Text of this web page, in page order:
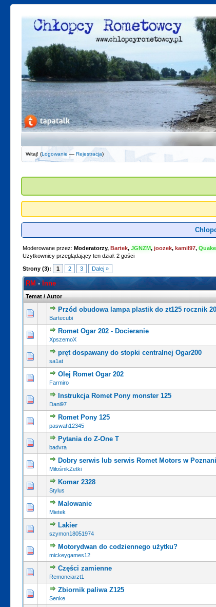
Witaj! (Logowanie —Rejestracja)
Moderowane przez: Moderatorzy, Bartek,JGNZM,joozek, kamil97,
Użytkownicy przeglądający ten dział: 2 gości
Strony (3): 1 2 3 Dalej »
RM -Inne
Temat/Autor
Przód obudowa lampa plastik do zt125 rocznik
Bartecubi
0 głosów - średnia ocena: 0 na 5 gwiazdek
1 2345
Romet Ogar 202 - Docieranie
XpszemoX
0 głosów - średnia ocena: 0 na 5 gwiazdek
pręt dospawany do stopki centralnej Ogar200
sa1at
0 głosów - średnia ocena: 0 na 5 gwiazdek
12345
Olej Romet Ogar 202
Farmiro
0 głosów - średnia ocena: 0 na 5 gwiazdek
Instrukcja Romet Pony monster 125
Dani97
0 głosów - średnia ocena: 0 na 5 gwiazdek
12 345
Romet Pony 125
paswah12345
0 głosów - średnia ocena: 0 na 5 gwiazdek
Pytania do Z-One T
badvra
0 głosów - średnia ocena: 0 na 5 gwiazdek
Dobry serwis lub serwis Romet Motors w
MiłośnikZetki
0 głosów - średnia ocena: 0 na 5 gwiazdek
12 345
Komar 2328
Stylus
0 głosów - średnia ocena: 0 na 5 gwiazdek
Malowanie
Mietek
0 głosów - średnia ocena: 0 na 5 gwiazdek
Lakier
szymon18051974
Motorydwan do codziennego użytku?
mickeygames12
1 głosów - średnia ocena: 5 na 5
12345
Części zamienne
Remonciarzt1
0 głosów - średnia ocena: 0 na 5 gwiazdek
Zbiornik paliwa Z125
Senke
0 głosów - średnia ocena: 0 na 5 gwiazdek